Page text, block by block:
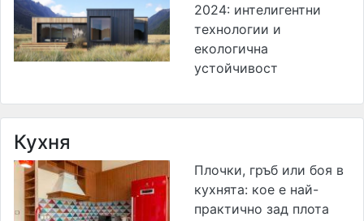
2024: интелигентни
технологии и
екологична
устойчивост
Кухня
Плочки, гръб или боя в
кухнята: кое е най-
практично зад плота